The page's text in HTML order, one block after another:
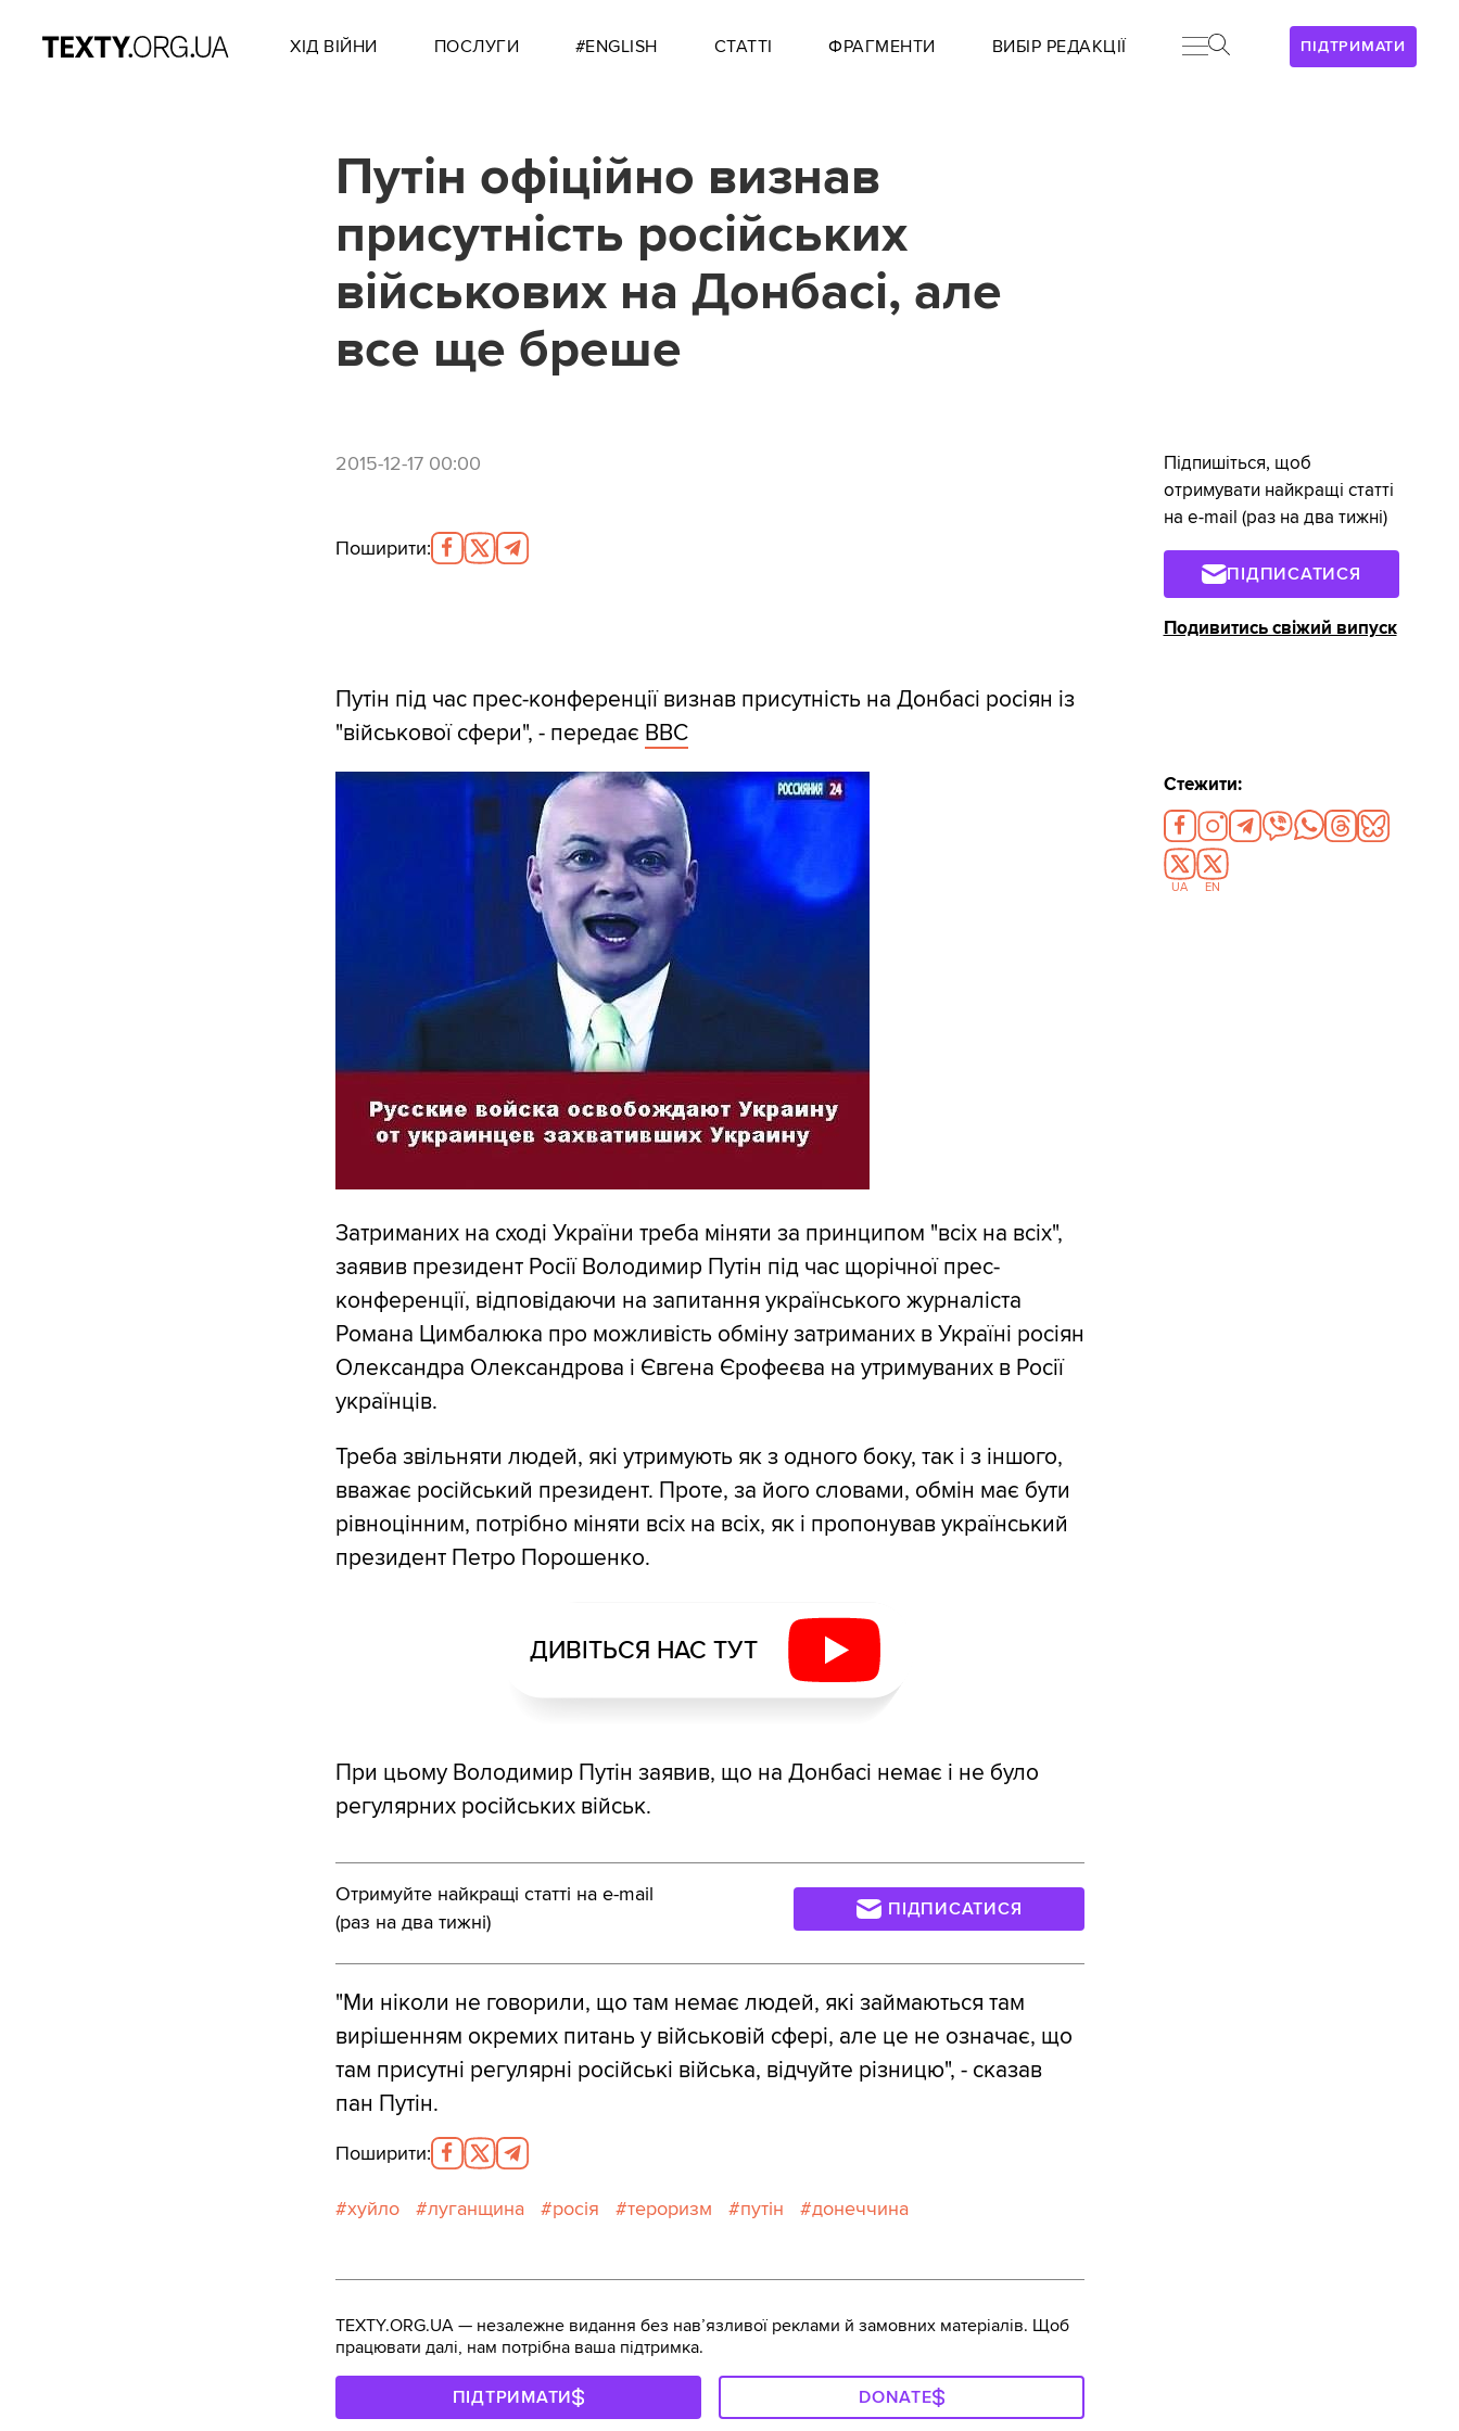
ПІДТРИМАТИ
ХІД ВІЙНИ ПОСЛУГИ #ENGLISH СТАТТІ ФРАГМЕНТИ ВИБІР РЕДАКЦІЇ
Путін офіційно визнав
присутність російських
військових на Донбасі, але
все ще бреше
2015-12-17 00:00
Поширити:
Путін під час прес-конференції визнав присутність на Донбасі росіян із
"військової сфери", - передає ВВС
Затриманих на сході України треба міняти за принципом "всіх на всіх",
заявив президент Росії Володимир Путін під час щорічної прес-
конференції, відповідаючи на запитання українського журналіста
Романа Цимбалюка про можливість обміну затриманих в Україні росіян
Олександра Олександрова і Євгена Єрофеєва на утримуваних в Росії
українців.
Треба звільняти людей, які утримують як з одного боку, так і з іншого,
вважає російський президент. Проте, за його словами, обмін має бути
рівноцінним, потрібно міняти всіх на всіх, як і пропонував український
президент Петро Порошенко.
ДИВІТЬСЯ НАС ТУТ
При цьому Володимир Путін заявив, що на Донбасі немає і не було
регулярних російських військ.
Отримуйте найкращі статті на e-mail
(раз на два тижні)
ПІДПИСАТИСЯ
"Ми ніколи не говорили, що там немає людей, які займаються там
вирішенням окремих питань у військовій сфері, але це не означає, що
там присутні регулярні російські війська, відчуйте різницю", - сказав
пан Путін.
Поширити:
хуйло луганщина росія тероризм путін донеччина
Підпишіться, щоб
отримувати найкращі статті
на e-mail (раз на два тижні)
ПІДПИСАТИСЯ
Подивитись свіжий випуск
Стежити:
UA EN
TEXTY.ORG.UA — незалежне видання без навʼязливої реклами й замовних матеріалів. Щоб
працювати далі, нам потрібна ваша підтримка.
ПІДТРИМАТИ DONATE